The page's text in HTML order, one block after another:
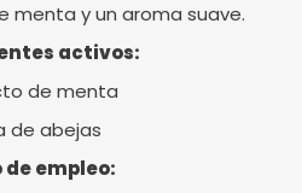
menta y un aroma suave.
activos:
de menta
de abejas
de empleo: